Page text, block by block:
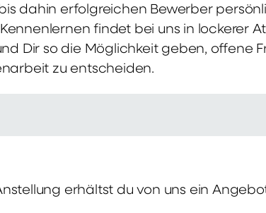
dahin erfolgreichen Bewerber
findet bei uns in lockerer
Dir so die Möglichkeit geben, offene
zu entscheiden.
erhältst du von uns ein